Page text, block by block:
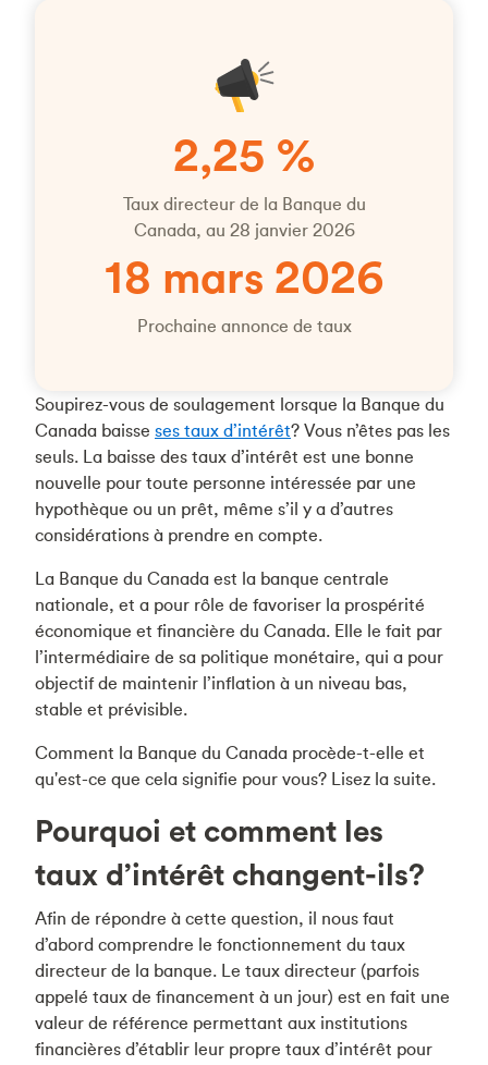
2,25 %
Taux directeur de la Banque du
Canada, au 28 janvier 2026
18 mars 2026
Prochaine annonce de taux
Soupirez-vous de soulagement lorsque la Banque du
Canada baisse ses taux d’intérêt? Vous n’êtes pas les
seuls. La baisse des taux d’intérêt est une bonne
nouvelle pour toute personne intéressée par une
hypothèque ou un prêt, même s’il y a d’autres
considérations à prendre en compte.
La Banque du Canada est la banque centrale
nationale, et a pour rôle de favoriser la prospérité
économique et financière du Canada. Elle le fait par
l’intermédiaire de sa politique monétaire, qui a pour
objectif de maintenir l’inflation à un niveau bas,
stable et prévisible.
Comment la Banque du Canada procède-t-elle et
qu'est-ce que cela signifie pour vous? Lisez la suite.
Pourquoi et comment les
taux d’intérêt changent-ils?
Afin de répondre à cette question, il nous faut
d’abord comprendre le fonctionnement du taux
directeur de la banque. Le taux directeur (parfois
appelé taux de financement à un jour) est en fait une
valeur de référence permettant aux institutions
financières d’établir leur propre taux d’intérêt pour